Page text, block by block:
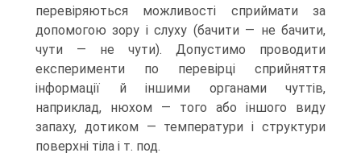
перевіряються можливості сприймати за
допомогою зору і слуху (бачити — не бачити,
чути — не чути). Допустимо проводити
експерименти по перевірці сприйняття
інформації й іншими органами чуттів,
наприклад, нюхом — того або іншого виду
запаху, дотиком — температури і структури
поверхні тіла і т. под.